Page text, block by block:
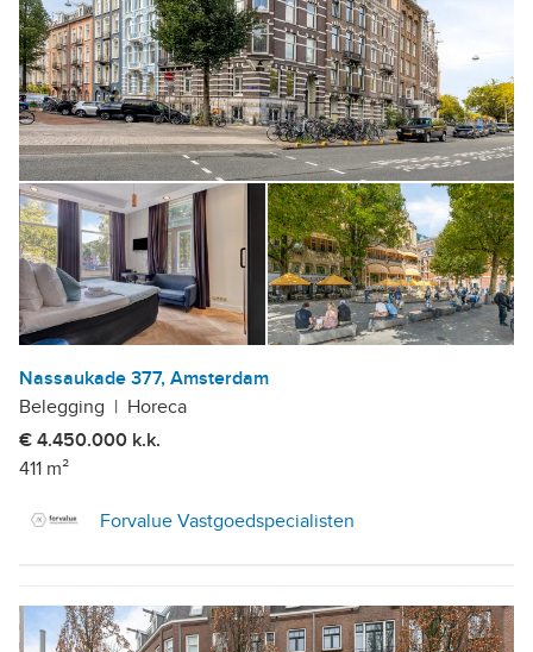
Nassaukade 377, Amsterdam
Belegging | Horeca
€ 4.450.000 k.k.
411 m²
Forvalue Vastgoedspecialisten